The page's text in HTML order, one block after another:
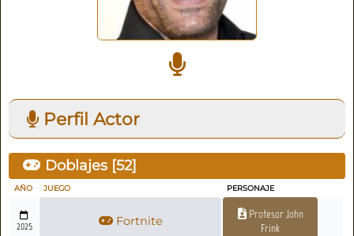
Perfil Actor
Doblajes [52]
AÑO JUEGO PERSONAJE
2025 Fortnite
Profesor John
Frink